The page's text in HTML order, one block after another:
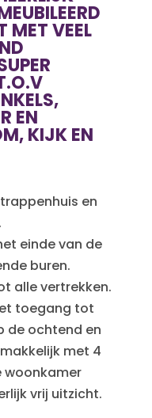
MET VEEL
EN
KIJK EN
en
einde van de
buren.
alle vertrekken.
toegang tot
de ochtend en
met 4
woonkamer
vrij uitzicht.